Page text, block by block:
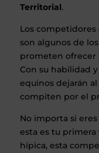
Territorial.
Los
son algunos de
prometen ofrecer
Con su habilidad
equinos dejarán
compiten por el
No importa si
esta es tu
hípica, esta